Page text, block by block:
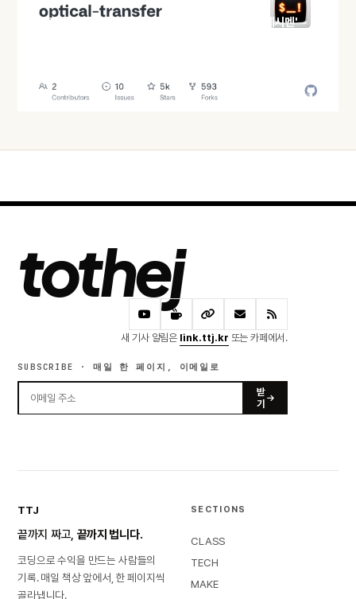
화면과 카메라만으로 파일 전송, QR 분수코드 실험 '데시멘'
어제 · 54 READS
tothej
새 기사 알림은 link.ttj.kr 또는 카페에서.
SUBSCRIBE · 매일 한 페이지, 이메일로
받
기
TTJ
끝까지 짜고, 끝까지 법니다.
코딩으로 수익을 만드는 사람들의
기록. 매일 책상 앞에서, 한 페이지씩
골라냅니다.
SECTIONS
CLASS
TECH
MAKE